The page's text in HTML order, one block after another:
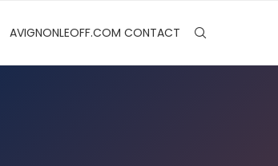
AVIGNONLEOFF.COM CONTACT